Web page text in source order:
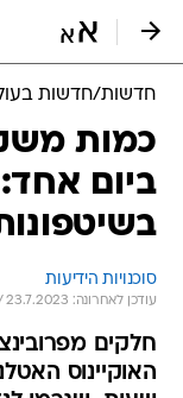
חדשות/חדשות
סוכנויות הידיעות
עודכן לאחרונה: 23.7.2023 / 19:23
חלקים